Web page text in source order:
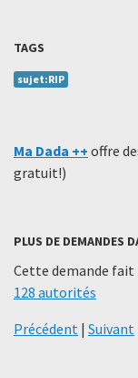
TAGS
sujet:RIP
Ma Dada ++ offre
gratuit!)
PLUS DE DEMANDES
Cette demande fait
128 autorités
Précédent | Suivant